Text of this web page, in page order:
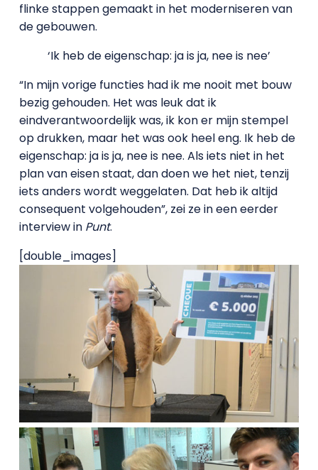
flinke stappen gemaakt in het moderniseren van
de gebouwen.
‘Ik heb de eigenschap: ja is ja, nee is nee’
“In mijn vorige functies had ik me nooit met bouw
bezig gehouden. Het was leuk dat ik
eindverantwoordelijk was, ik kon er mijn stempel
op drukken, maar het was ook heel eng. Ik heb de
eigenschap: ja is ja, nee is nee. Als iets niet in het
plan van eisen staat, dan doen we het niet, tenzij
iets anders wordt weggelaten. Dat heb ik altijd
consequent volgehouden”, zei ze in een eerder
interview in Punt.
[double_images]